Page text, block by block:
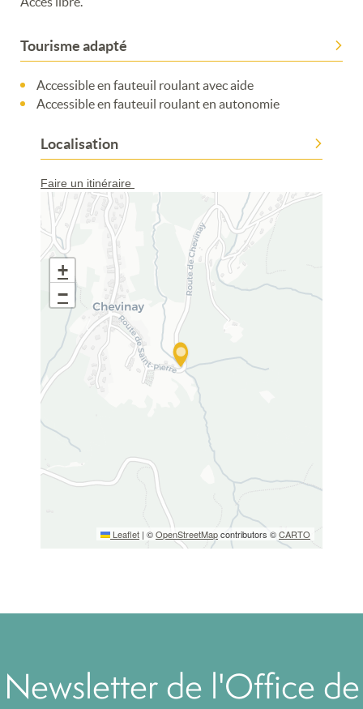
Tourisme adapté
Accessible en fauteuil roulant avec aide
Accessible en fauteuil roulant en autonomie
Localisation
Faire un itinéraire
+
−
Leaflet | ©OpenStreetMapcontributors ©CARTO
Newsletter de l'Office de